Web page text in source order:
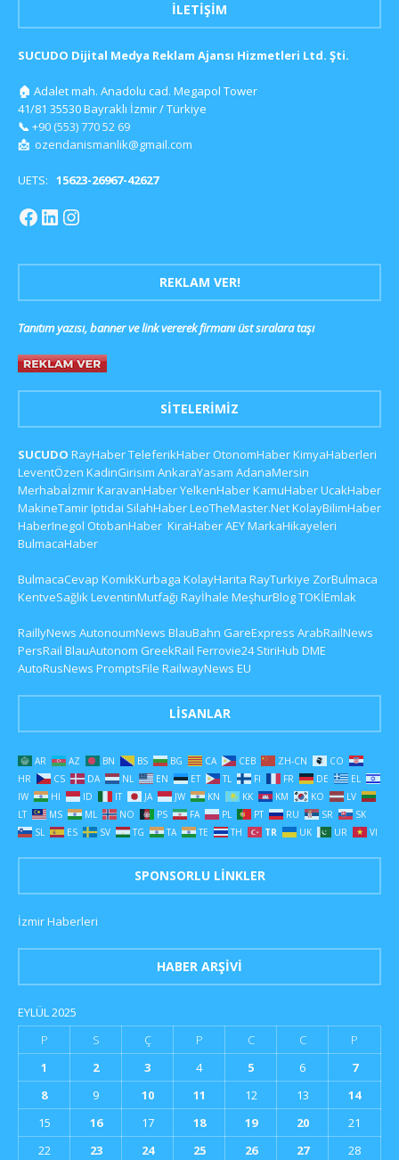
İLETIŞIM
SUCUDO Dijital Medya Reklam Ajansı Hizmetleri Ltd. Şti.
🏠 Adalet mah. Anadolu cad. Megapol Tower
41/81 35530 Bayraklı İzmir / Türkiye
📞 +90 (553) 770 52 69
📩 ozendanismanlik@gmail.com
UETS: 15623-26967-42627
REKLAM VER!
Tanıtım yazısı, banner ve link vererek firmanı üst sıralara taşı
SITELERIMIZ
SUCUDO RayHaberTeleferikHaber OtonomHaberKimyaHaberleri
LeventÖzen KadinGirisim AnkaraYasam AdanaMersin
MerhabaİzmirKaravanHaberYelkenHaberKamuHaberUcakHaber
MakineTamirIptidai SilahHaberLeoTheMaster.NetKolayBilimHaber
HaberInegol OtobanHaber KiraHaberAEYMarkaHikayeleri
BulmacaHaber
BulmacaCevap KomikKurbaga KolayHarita RayTurkiye ZorBulmaca
KentveSağlıkLeventinMutfağı Rayİhale MeşhurBlogTOKİEmlak
RaillyNews AutonoumNews BlauBahn GareExpress ArabRailNews
PersRail BlauAutonom GreekRail Ferrovie24 StiriHub DME
AutoRusNews PromptsFile RailwayNews EU
LISANLAR
AR AZ BN BS BG CA CEB ZH-CN
CO
HR
CS DA NL EN ET TL FI FR DE
EL
IW
HI ID IT JA JW KN KK KM KO
LV
LT
MS ML NO PS FA PL PT RU SR
SK
SL
ES SV TG TA TE TH TR UK UR VI
SPONSORLU LINKLER
İzmir Haberleri
HABER ARŞIVI
EYLÜL 2025
P
S Ç P C C
P
1
2 3 4 5 6
7
8
9 10 11 12 13
14
15
16 17 18 19 20
21
22
23 24 25 26 27 28